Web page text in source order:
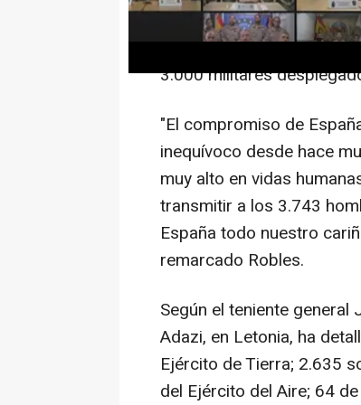
Lo ha indicado Robles
Nacional en una
3.000 militares
"El compromiso de
inequívoco desde hace
muy alto en vidas
transmitir a los 3.743
España todo nuestro
remarcado Robles.
Según el teniente
Adazi, en Letonia, ha
Ejército de Tierra; 2.635
del Ejército del Aire; 64